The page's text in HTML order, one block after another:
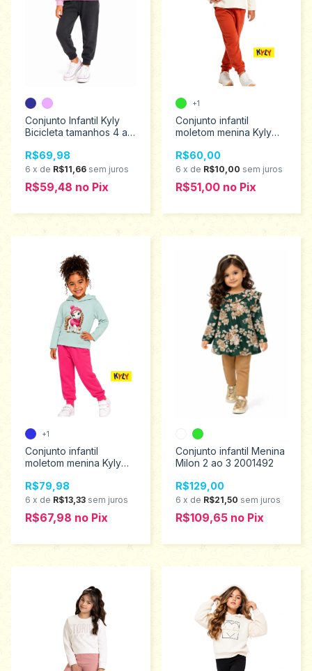
Conjunto Infantil Kyly
Bicicleta tamanhos 4 ao
R$69,98
6 x de R$11,66 sem juros
R$59,48 no Pix
Conjunto infantil
moletom menina Kyly
1001507
R$60,00
6 x de R$10,00 sem juros
R$51,00 no Pix
+1
Conjunto infantil
moletom menina Kyly
1001531
R$79,98
6 x de R$13,33 sem juros
R$67,98 no Pix
+1
Conjunto infantil Menina
Milon 2 ao 3 2001492
R$129,00
6 x de R$21,50 sem juros
R$109,65 no Pix